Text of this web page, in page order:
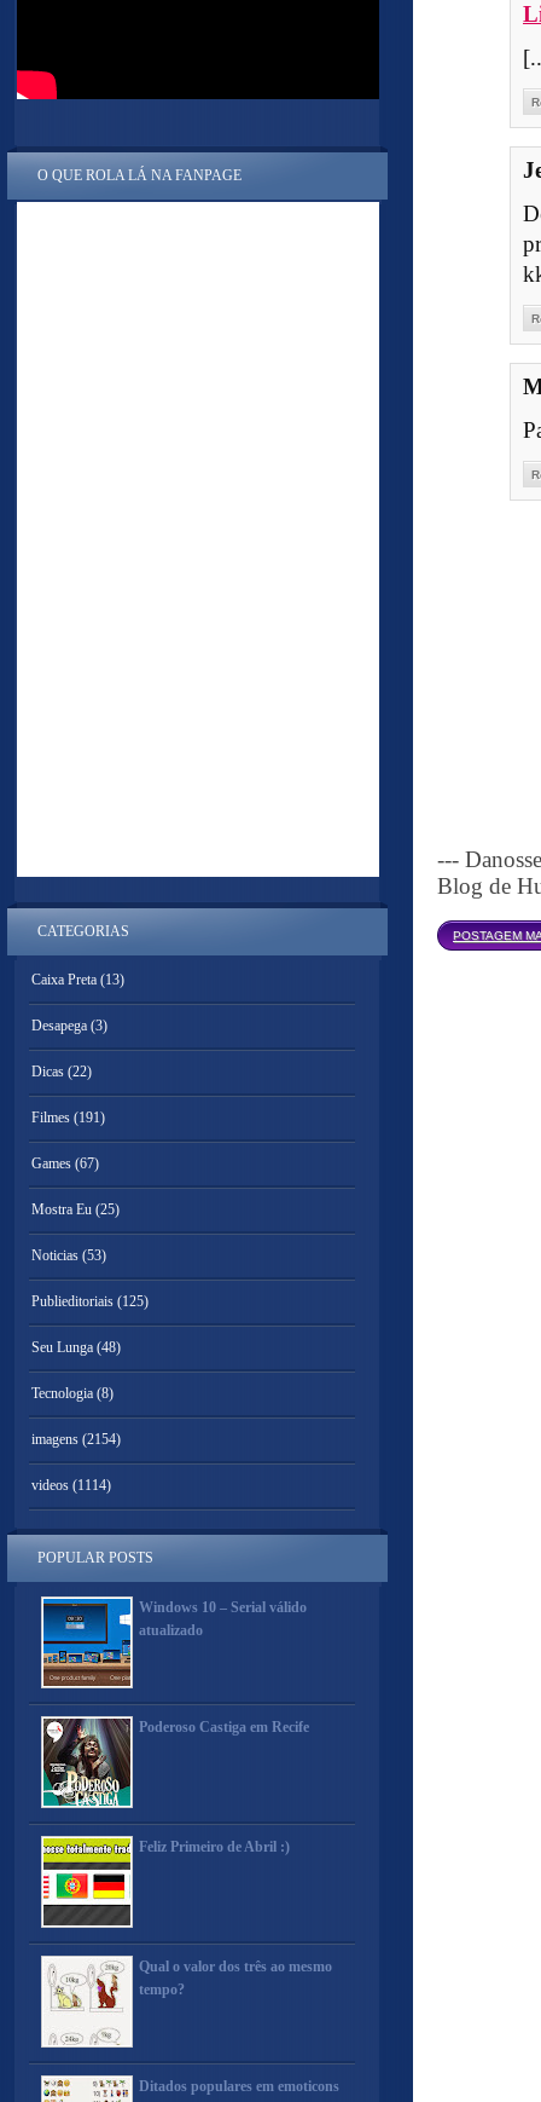
---
Blog de
POSTAGEM
O QUE ROLA LÁ NA FANPAGE
CATEGORIAS
Caixa Preta (13)
Desapega (3)
Dicas (22)
Filmes (191)
Games (67)
Mostra Eu (25)
Noticias (53)
Publieditoriais (125)
Seu Lunga (48)
Tecnologia (8)
imagens (2154)
videos (1114)
POPULAR POSTS
Windows 10 – Serial válido
atualizado
Poderoso Castiga em Recife
Feliz Primeiro de Abril :)
Qual o valor dos três ao mesmo
tempo?
Ditados populares em emoticons